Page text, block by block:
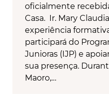
oficialmente
Casa. Ir. Mary
experiência
participará do
Junioras (IJP) e
sua presença.
Maoro,…